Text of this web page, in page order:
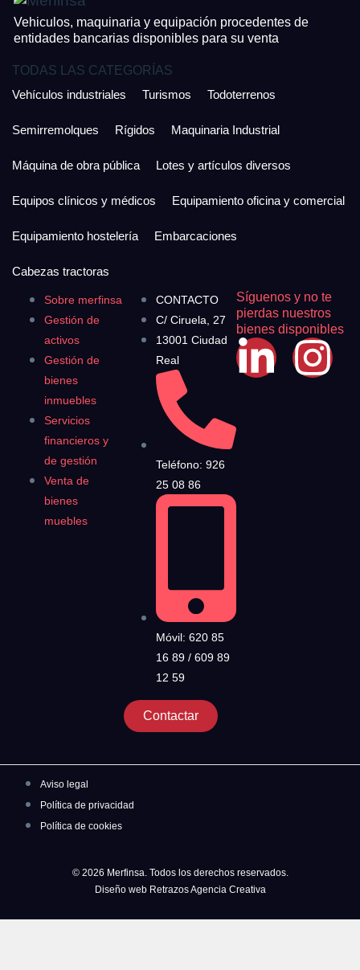
Vehiculos, maquinaria y equipación procedentes de
entidades bancarias disponibles para su venta
Sobre merfinsa
Gestión de
activos
Gestión de
bienes
inmuebles
Servicios
financieros y
de gestión
Venta de
bienes
muebles
CONTACTO
C/ Ciruela, 27
13001 Ciudad
Real
Teléfono: 926
25 08 86
Móvil: 620 85
16 89 / 609 89
12 59
Contactar
Síguenos y no te
pierdas nuestros
bienes disponibles
TODAS LAS CATEGORÍAS
Vehículos industriales
Turismos Todoterrenos
Semirremolques Rígidos Maquinaria Industrial
Máquina de obra pública Lotes y artículos diversos
Equipos clínicos y médicos Equipamiento oficina y comercial
Equipamiento hostelería Embarcaciones
Cabezas tractoras
Aviso legal
Política de privacidad
Política de cookies
© 2026 Merfinsa. Todos los derechos reservados.
Diseño web Retrazos Agencia Creativa